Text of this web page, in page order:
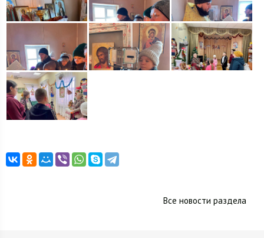
Все новости раздела